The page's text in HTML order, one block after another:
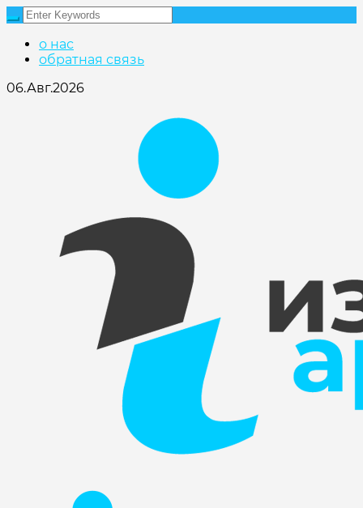
о нас
обратная связь
06.Авг.2026